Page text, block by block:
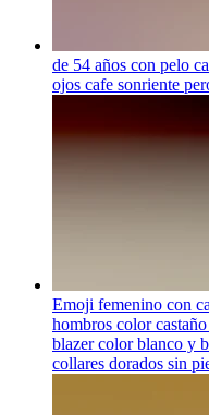
de 54 años con pelo
ojos cafe sonriente
Emoji femenino con
hombros color
blazer color blanco y
collares dorados sin